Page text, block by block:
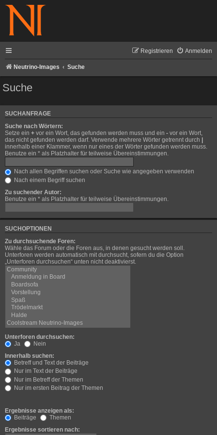
Anmelden
Registrieren
Neutrino-Images Suche
Suche
SUCHANFRAGE
Suche nach Wörtern:
Setze ein + vor ein Wort, das gefunden werden muss und ein - vor ein Wort,
das nicht gefunden werden darf. Verwende mehrere Wörter getrennt durch
innerhalb einer Klammer, wenn nur eines der Wörter gefunden werden muss.
Benutze ein * als Platzhalter für teilweise Übereinstimmungen.
Nach allen Begriffen suchen oder Suche wie angegeben verwenden
Nach einem Begriff suchen
Zu suchender Autor:
Benutze ein * als Platzhalter für teilweise Übereinstimmungen.
SUCHOPTIONEN
Zu durchsuchende Foren:
Wähle das Forum oder die Foren aus, in denen gesucht werden soll.
Unterforen werden automatisch mit durchsucht, sofern du die Option
„Unterforen durchsuchen“ unten nicht deaktivierst.
Unterforen durchsuchen:
Ja
Nein
Innerhalb suchen:
Betreff und Text der Beiträge
Nur im Text der Beiträge
Nur im Betreff der Themen
Nur im ersten Beitrag der Themen
Ergebnisse anzeigen als:
Beiträge
Themen
Ergebnisse sortieren nach: